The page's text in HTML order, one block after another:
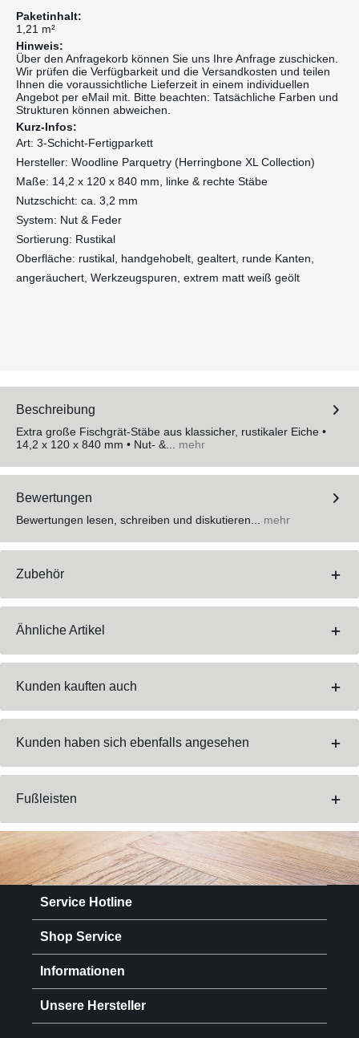
Paketinhalt:
1,21 m²
Hinweis:
Über den Anfragekorb können Sie uns Ihre Anfrage zuschicken.
Wir prüfen die Verfügbarkeit und die Versandkosten und teilen
Ihnen die voraussichtliche Lieferzeit in einem individuellen
Angebot per eMail mit. Bitte beachten: Tatsächliche Farben und
Strukturen können abweichen.
Kurz-Infos:
Art: 3-Schicht-Fertigparkett
Hersteller: Woodline Parquetry (Herringbone XL Collection)
Maße: 14,2 x 120 x 840 mm, linke & rechte Stäbe
Nutzschicht: ca. 3,2 mm
System: Nut & Feder
Sortierung: Rustikal
Oberfläche: rustikal, handgehobelt, gealtert, runde Kanten,
angeräuchert, Werkzeugspuren, extrem matt weiß geölt
Beschreibung
Extra große Fischgrät-Stäbe aus klassicher, rustikaler Eiche •
14,2 x 120 x 840 mm • Nut- &... mehr
Bewertungen
Bewertungen lesen, schreiben und diskutieren... mehr
Zubehör
Ähnliche Artikel
Kunden kauften auch
Kunden haben sich ebenfalls angesehen
Fußleisten
Service Hotline
Shop Service
Informationen
Unsere Hersteller